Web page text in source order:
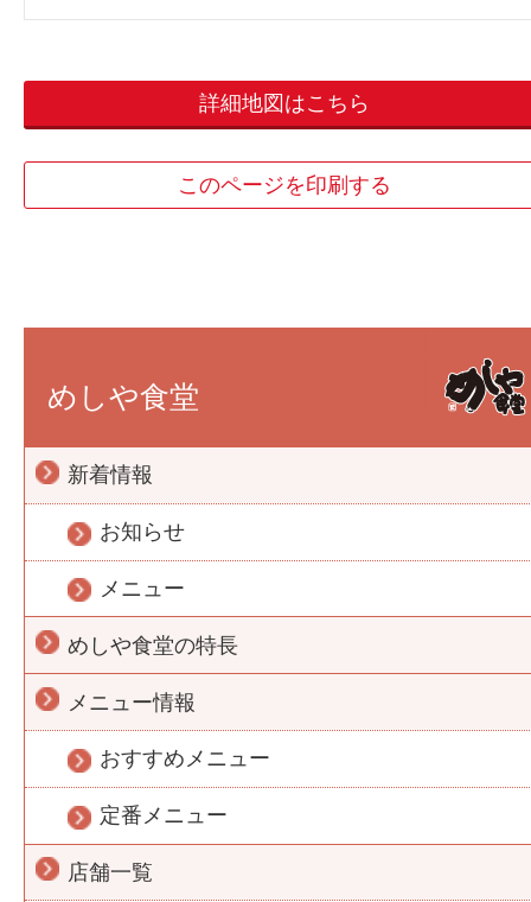
詳細地図はこちら
このページを印刷する
めしや食堂
新着情報
お知らせ
メニュー
めしや食堂の特長
メニュー情報
おすすめメニュー
定番メニュー
店舗一覧